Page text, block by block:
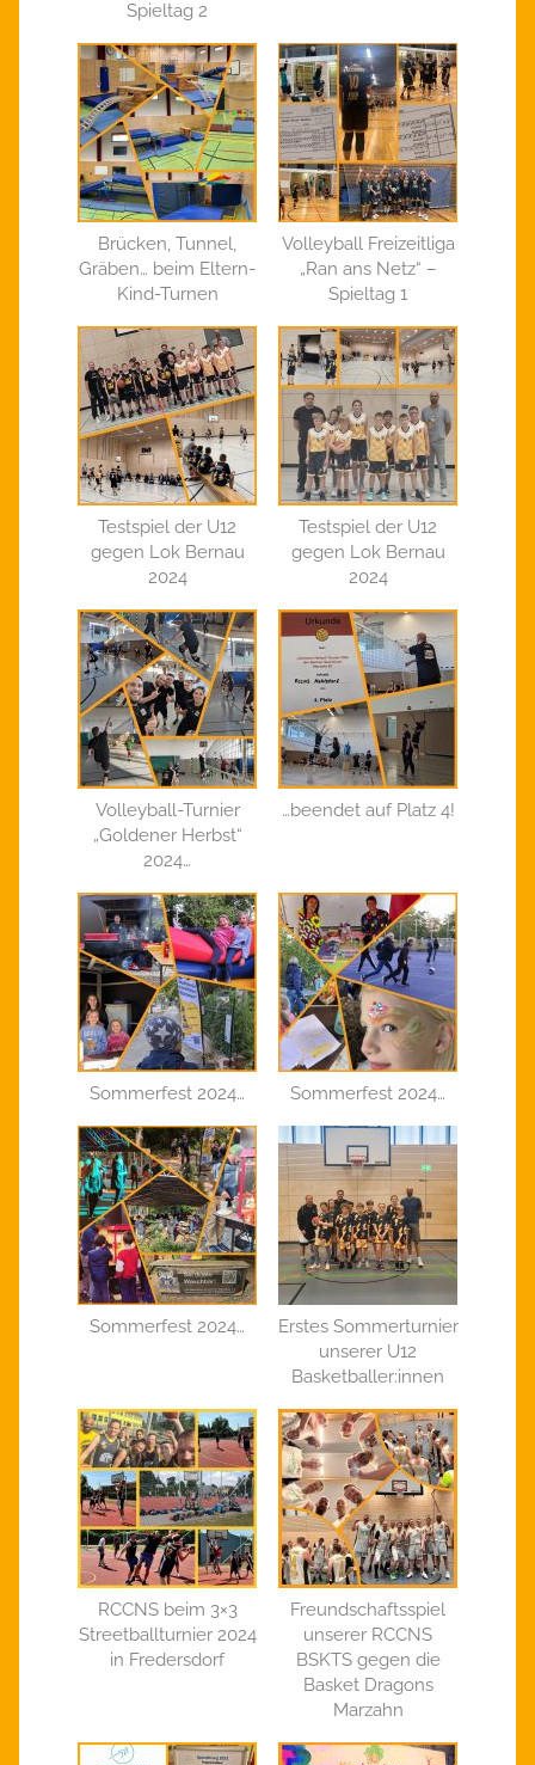
Spieltag 2
Brücken, Tunnel,
Gräben… beim Eltern-
Kind-Turnen
Volleyball Freizeitliga
„Ran ans Netz“ –
Spieltag 1
Testspiel der U12
gegen Lok Bernau
2024
Testspiel der U12
gegen Lok Bernau
2024
Volleyball-Turnier
„Goldener Herbst“
2024…
…beendet auf Platz 4!
Sommerfest 2024… Sommerfest 2024…
Sommerfest 2024…
Erstes Sommerturnier
unserer U12
Basketballer:innen
RCCNS beim 3×3
Streetballturnier 2024
in Fredersdorf
Freundschaftsspiel
unserer RCCNS
BSKTS gegen die
Basket Dragons
Marzahn